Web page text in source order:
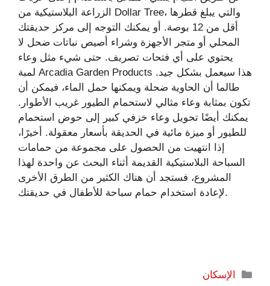
الزراعة البلاستيكية من Dollar Tree، والتي يبلغ قطرها
أقل من 12 بوصة. أو يمكنك التوجه إلى مركز حديقتك
المحلي أو متجر الأجهزة وشراء أصيص نباتات ضحل لا
يحتوي على أي فتحات تصريف. حتى شيء مثل وعاء
لمبة Arcadia Garden Products هذا سيعمل بشكل جيد.
طالما أن الحاوية ضحلة ويمكنها حمل الماء، فيمكن أن
تكون بمثابة وعاء مثالي لاستحمام الطيور غريب الأطوار.
يمكنك أيضًا تحويل وعاء خزفي كبير إلى حوض استحمام
للطيور أو ميزة مائية في الحديقة بأسعار معقولة. أخيرًا،
إذا انتهيت من الحصول على مجموعة من حمامات
السباحة البلاستيكية القديمة أثناء البحث عن واحدة لهذا
المشروع، فستجد أن هناك الكثير من الطرق الأخرى
لإعادة استخدام حمام سباحة للأطفال في حديقتك.
التصنيفات
الإسكان